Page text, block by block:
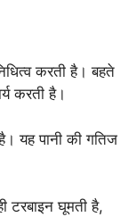
करती है। बहते
करती है।
यह पानी की गतिज
टरबाइन घूमती है,